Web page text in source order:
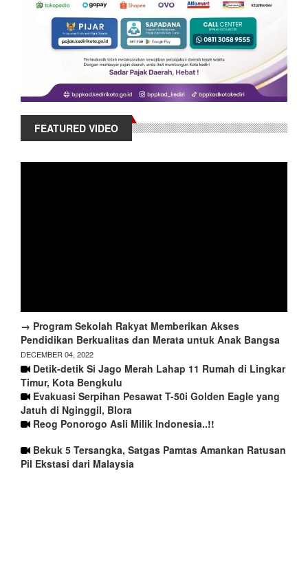
FEATURED VIDEO
→ Program Sekolah Rakyat Memberikan Akses
Pendidikan Berkualitas dan Merata untuk Anak Bangsa
DECEMBER 04, 2022
Detik-detik Si Jago Merah Lahap 11 Rumah di Lingkar
Timur, Kota Bengkulu
Evakuasi Serpihan Pesawat T-50i Golden Eagle yang
Jatuh di Nginggil, Blora
Reog Ponorogo Asli Milik Indonesia..!!
Bekuk 5 Tersangka, Satgas Pamtas Amankan Ratusan
Pil Ekstasi dari Malaysia